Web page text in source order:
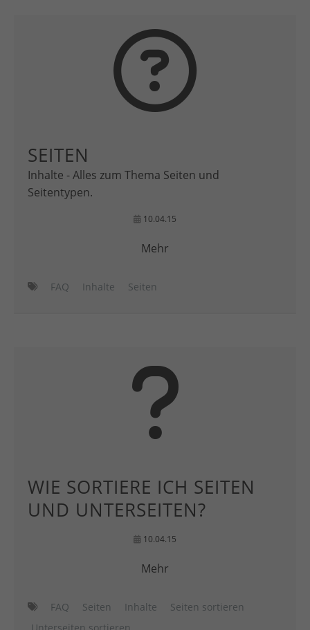
SEITEN
Inhalte - Alles zum Thema Seiten und
Seitentypen.
10.04.15
Mehr
FAQ Inhalte Seiten
WIE SORTIERE ICH SEITEN
UND UNTERSEITEN?
10.04.15
Mehr
FAQ Seiten Inhalte
Seiten sortieren